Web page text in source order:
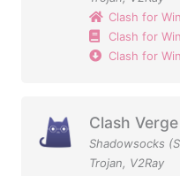
Clash for
Clash for
Clash for
Clash Verge
Shadowsocks
Trojan, V2Ray